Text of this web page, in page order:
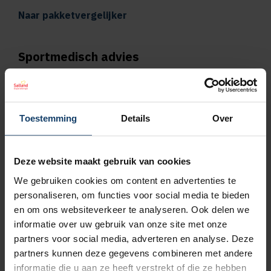
Toestemming Details Over
Deze website maakt gebruik van cookies
We gebruiken cookies om content en advertenties te
personaliseren, om functies voor social media te bieden
en om ons websiteverkeer te analyseren. Ook delen we
informatie over uw gebruik van onze site met onze
partners voor social media, adverteren en analyse. Deze
partners kunnen deze gegevens combineren met andere
informatie die u aan ze heeft verstrekt of die ze hebben
Naar pakketvergelijker
Sportmedisch advies
pakket Plus
Vergoeding tot €250 per kalenderjaar bij
Naar vergoedingenoverzicht
Geen wachttijd voor orthodontie
Wil je een orthodontieverzekering afsluiten,
bijvoorbeeld omdat jouw kind een beugel